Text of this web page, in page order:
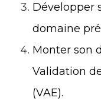
Développer
domaine
Monter son
Validation
(VAE).